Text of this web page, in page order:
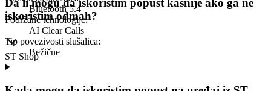
Bluetooth 5.4
Podržane tehnologije:
AI Clear Calls
Tip povezivosti slušalica:
Bežične
Da li mogu da iskoristim popust kasnije ako ga ne
iskoristim odmah?
ST Shop